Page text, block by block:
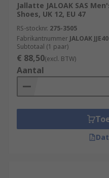
Jallatte JALOAK SAS
Shoes, UK 12, EU 47
RS-stocknr. 275-3505
Fabrikantnummer JALOAK
Subtotaal (1 paar)
€ 88,50(excl. BTW)
Aantal